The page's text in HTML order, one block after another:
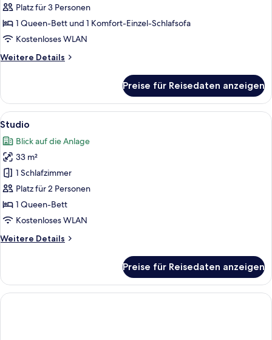
Platz für 3 Personen
1 Queen-Bett und 1 Komfort-Einzel-Schlafsofa
Kostenloses WLAN
Weitere Details
Weitere
Preise für Reisedaten anzeigen
Alle
Fotos
für
Studio
anzeigen
Wasserkocher mit Kaffee-/
1
Studio
Blick auf die Anlage
33 m²
1 Schlafzimmer
Platz für 2 Personen
1 Queen-Bett
Kostenloses WLAN
Weitere Details
Weitere
Preise für Reisedaten anzeigen